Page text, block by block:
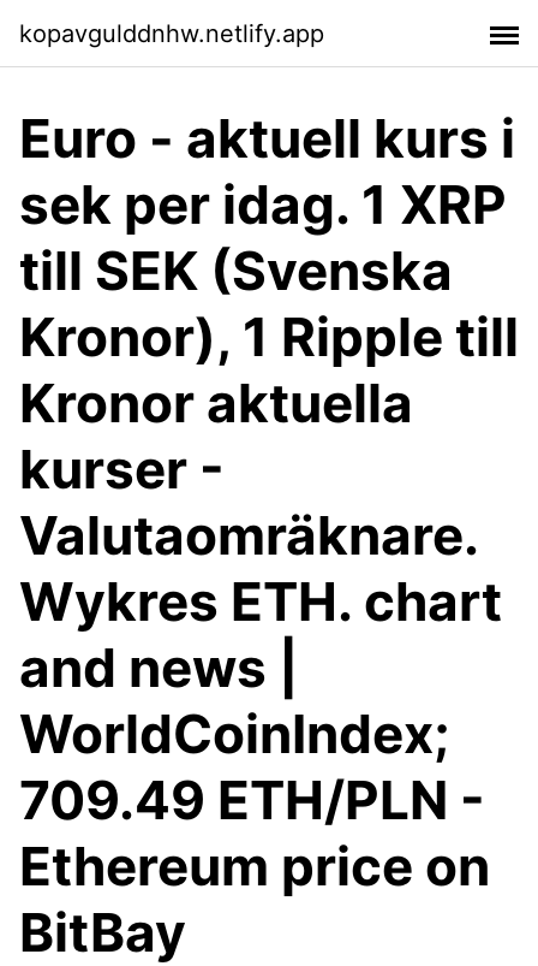
kopavgulddnhw.netlify.app
Euro - aktuell kurs i
sek per idag. 1 XRP
till SEK (Svenska
Kronor), 1 Ripple till
Kronor aktuella
kurser -
Valutaomräknare.
Wykres ETH. chart
and news |
WorldCoinIndex;
709.49 ETH/PLN -
Ethereum price on
BitBay